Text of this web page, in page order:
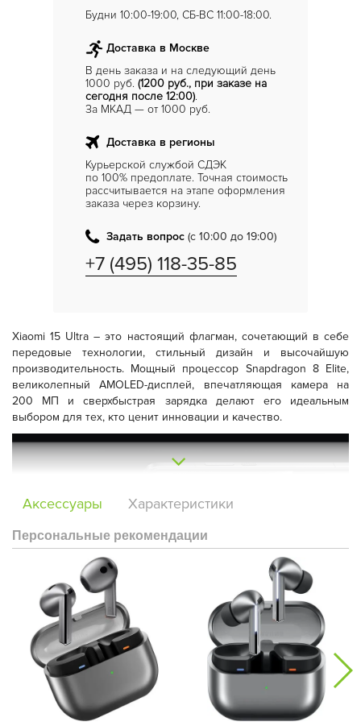
Будни 10:00-19:00, СБ-ВС 11:00-18:00.
Доставка в Москве
В день заказа и на следующий день
1000 руб. (1200 руб., при заказе на
сегодня после 12:00).
За МКАД — от 1000 руб.
Доставка в регионы
Курьерской службой СДЭК
по 100% предоплате. Точная стоимость
рассчитывается на этапе оформления
заказа через корзину.
Задать вопрос (с 10:00 до 19:00)
+7 (495) 118-35-85
Xiaomi 15 Ultra – это настоящий флагман, сочетающий в себе
передовые технологии, стильный дизайн и высочайшую
производительность. Мощный процессор Snapdragon 8 Elite,
великолепный AMOLED-дисплей, впечатляющая камера на
200 МП и сверхбыстрая зарядка делают его идеальным
выбором для тех, кто ценит инновации и качество.
Производительность:Snapdragon 8 Elite в сочетании с 16 ГБ
оперативной памяти обеспечивает плавную работу даже
самых требовательных приложений и игр. Забудьте о лагах и
зависаниях – Xiaomi 15 Ultra справится с любой задачей.
Дисплей:Яркий и четкий 6,73-дюймовый AMOLED-дисплей с
Аксессуары Характеристики
Персональные рекомендации